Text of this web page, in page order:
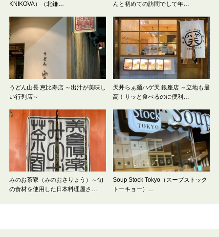
KNIKOVA）（北鎌…
んと初めての訪問でして年…
うどん山長 恵比寿店 ～出汁が美味し
い行列店～
天丼らぁ麺ハゲ天 銀座店 ～立地も最
高！サッと食べるのに便利…
みのお茶寮（みのおさりょう）～旬
の食材を使用した日本料理屋さ…
Soup Stock Tokyo（スープストック
トーキョー）…